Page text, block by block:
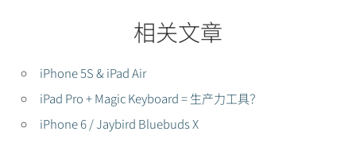
相关文章
iPhone 5S & iPad Air
iPad Pro + Magic Keyboard = 生产力工具？
iPhone 6 / Jaybird Bluebuds X